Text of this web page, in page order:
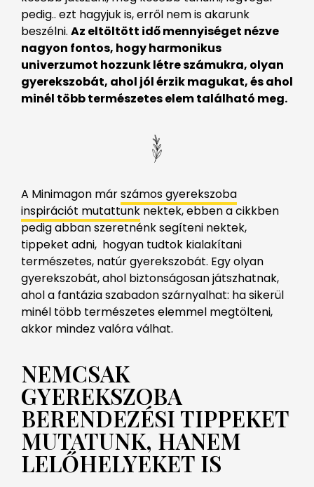
pedig.. ezt hagyjuk is, erről nem is akarunk
beszélni. Az eltöltött idő mennyiséget nézve
nagyon fontos, hogy harmonikus
univerzumot hozzunk létre számukra, olyan
gyerekszobát, ahol jól érzik magukat, és ahol
minél több természetes elem található meg.
A Minimagon márszámos gyerekszoba
inspirációt mutattunk nektek, ebben a cikkben
pedig abban szeretnénk segíteni nektek,
tippeket adni, hogyan tudtok kialakítani
természetes, natúr gyerekszobát. Egy olyan
gyerekszobát, ahol biztonságosan játszhatnak,
ahol a fantázia szabadon szárnyalhat: ha sikerül
minél több természetes elemmel megtölteni,
akkor mindez valóra válhat.
NEMCSAK
GYEREKSZOBA
BERENDEZÉSI TIPPEKET
MUTATUNK, HANEM
LELŐHELYEKET IS